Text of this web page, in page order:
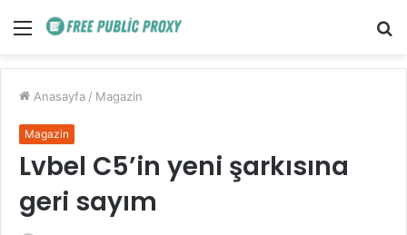
Menü
Anasayfa / Magazin
Magazin
Lvbel C5’in yeni şarkısına
geri sayım